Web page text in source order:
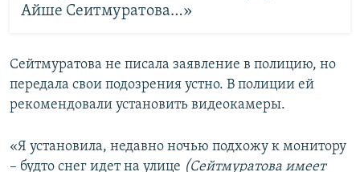
Айше Сеитмуратова…»
Сейтмуратова не писала заявление в полицию, но
передала свои подозрения устно. В полиции ей
рекомендовали установить видеокамеры.
«Я установила, недавно ночью подхожу к монитору
– будто снег идет на улице (Сейтмуратова имеет